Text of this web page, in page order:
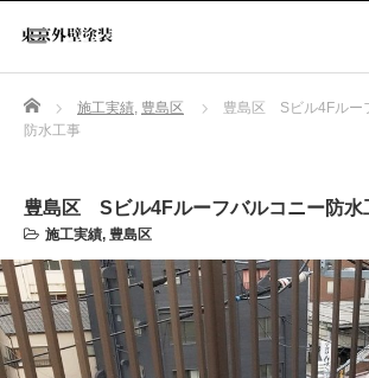
Home 施工実績, 豊島区
豊島区 Sビル4Fルー
防水工事
豊島区 Sビル4Fルーフバルコニー防水
施工実績, 豊島区